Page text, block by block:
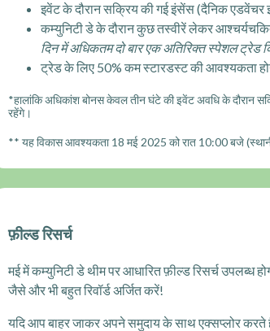
इवेंट के दौरान सक्रिय की गई इंसेंस (दैनिक
कम्युनिटी डे के दौरान कुछ तस्वीरें लेकर
दिन में अधिकतम दो बार एक अतिरिक्त स्पेशल ट्रेड
ट्रेड के लिए 50% कम स्टारडस्ट की आवश्यकता
*हालांकि अधिकांश बोनस केवल तीन घंटे की इवेंट अवधि के दौरान
रहेंगे।
** यह विकास आवश्यकता 18 मई 2025 को रात 10:00 बजे
फ़ील्ड रिसर्च
मई में कम्युनिटी डे थीम पर आधारित फ़ील्ड रिसर्च उपलब्ध
जैसे और भी बहुत रिवॉर्ड अर्जित करें!
यदि आप बाहर जाकर अपने समुदाय के साथ एक्सप्लोर